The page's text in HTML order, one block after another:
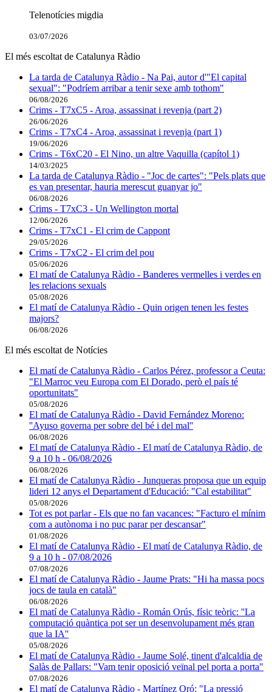
Telenotícies migdia
03/07/2026
El més escoltat de Catalunya Ràdio
La tarda de Catalunya Ràdio - Na Pai, autor d'"El capital
sexual": "Podríem arribar a tenir sexe amb tothom"
06/08/2026
Crims - T7xC5 - Aroa, assassinat i revenja (part 2)
26/06/2026
Crims - T7xC4 - Aroa, assassinat i revenja (part 1)
19/06/2026
Crims - T6xC20 - El Nino, un altre Vaquilla (capítol 1)
14/03/2025
La tarda de Catalunya Ràdio - "Joc de cartes": "Pels plats que
es van presentar, hauria merescut guanyar jo"
06/08/2026
Crims - T7xC3 - Un Wellington mortal
12/06/2026
Crims - T7xC1 - El crim de Cappont
29/05/2026
Crims - T7xC2 - El crim del pou
05/06/2026
El matí de Catalunya Ràdio - Banderes vermelles i verdes en
les relacions sexuals
05/08/2026
El matí de Catalunya Ràdio - Quin origen tenen les festes
majors?
06/08/2026
El més escoltat de Notícies
El matí de Catalunya Ràdio - Carlos Pérez, professor a Ceuta:
"El Marroc veu Europa com El Dorado, però el país té
oportunitats"
05/08/2026
El matí de Catalunya Ràdio - David Fernández Moreno:
''Ayuso governa per sobre del bé i del mal''
06/08/2026
El matí de Catalunya Ràdio - El matí de Catalunya Ràdio, de
9 a 10 h - 06/08/2026
06/08/2026
El matí de Catalunya Ràdio - Junqueras proposa que un equip
lideri 12 anys el Departament d'Educació: "Cal estabilitat"
05/08/2026
Tot es pot parlar - Els que no fan vacances: "Facturo el mínim
com a autònoma i no puc parar per descansar"
01/08/2026
El matí de Catalunya Ràdio - El matí de Catalunya Ràdio, de
9 a 10 h - 07/08/2026
07/08/2026
El matí de Catalunya Ràdio - Jaume Prats: "Hi ha massa pocs
jocs de taula en català"
06/08/2026
El matí de Catalunya Ràdio - Román Orús, físic teòric: ''La
computació quàntica pot ser un desenvolupament més gran
que la IA''
05/08/2026
El matí de Catalunya Ràdio - Jaume Solé, tinent d'alcaldia de
Salàs de Pallars: "Vam tenir oposició veïnal pel porta a porta"
07/08/2026
El matí de Catalunya Ràdio - Martínez Oró: "La pressió